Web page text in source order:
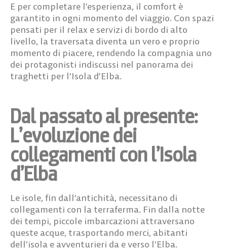
E per completare l’esperienza, il comfort è
garantito in ogni momento del viaggio. Con spazi
pensati per il relax e servizi di bordo di alto
livello, la traversata diventa un vero e proprio
momento di piacere, rendendo la compagnia uno
dei protagonisti indiscussi nel panorama dei
traghetti per l’Isola d’Elba.
Dal passato al presente:
L’evoluzione dei
collegamenti con l’Isola
d’Elba
Le isole, fin dall’antichità, necessitano di
collegamenti con la terraferma. Fin dalla notte
dei tempi, piccole imbarcazioni attraversano
queste acque, trasportando merci, abitanti
dell’isola e avventurieri da e verso l’Elba.